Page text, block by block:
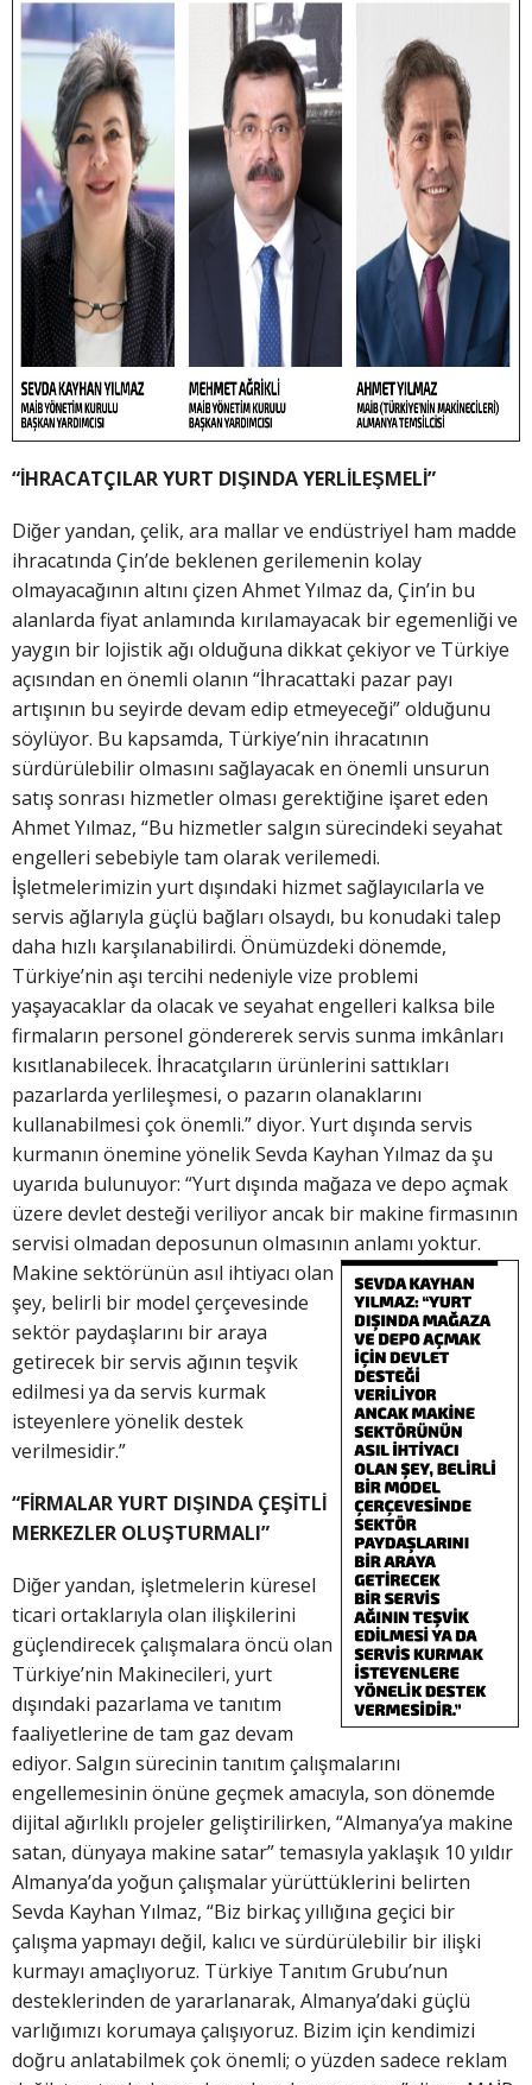
“İHRACATÇILAR YURT DIŞINDA YERLİLEŞMELİ”
Diğer yandan, çelik, ara mallar ve endüstriyel ham madde
ihracatında Çin’de beklenen gerilemenin kolay
olmayacağının altını çizen Ahmet Yılmaz da, Çin’in bu
alanlarda fiyat anlamında kırılamayacak bir egemenliği ve
yaygın bir lojistik ağı olduğuna dikkat çekiyor ve Türkiye
açısından en önemli olanın “İhracattaki pazar payı
artışının bu seyirde devam edip etmeyeceği” olduğunu
söylüyor. Bu kapsamda, Türkiye’nin ihracatının
sürdürülebilir olmasını sağlayacak en önemli unsurun
satış sonrası hizmetler olması gerektiğine işaret eden
Ahmet Yılmaz, “Bu hizmetler salgın sürecindeki seyahat
engelleri sebebiyle tam olarak verilemedi.
İşletmelerimizin yurt dışındaki hizmet sağlayıcılarla ve
servis ağlarıyla güçlü bağları olsaydı, bu konudaki talep
daha hızlı karşılanabilirdi. Önümüzdeki dönemde,
Türkiye’nin aşı tercihi nedeniyle vize problemi
yaşayacaklar da olacak ve seyahat engelleri kalksa bile
firmaların personel göndererek servis sunma imkânları
kısıtlanabilecek. İhracatçıların ürünlerini sattıkları
pazarlarda yerlileşmesi, o pazarın olanaklarını
kullanabilmesi çok önemli.” diyor. Yurt dışında servis
kurmanın önemine yönelik Sevda Kayhan Yılmaz da şu
uyarıda bulunuyor: “Yurt dışında mağaza ve depo açmak
üzere devlet desteği veriliyor ancak bir makine firmasının
servisi olmadan deposunun olmasının anlamı yoktur.
Makine sektörünün asıl ihtiyacı olan
şey, belirli bir model çerçevesinde
sektör paydaşlarını bir araya
getirecek bir servis ağının teşvik
edilmesi ya da servis kurmak
isteyenlere yönelik destek
verilmesidir.”
“FİRMALAR YURT DIŞINDA ÇEŞİTLİ
MERKEZLER OLUŞTURMALI”
Diğer yandan, işletmelerin küresel
ticari ortaklarıyla olan ilişkilerini
güçlendirecek çalışmalara öncü olan
Türkiye’nin Makinecileri, yurt
dışındaki pazarlama ve tanıtım
faaliyetlerine de tam gaz devam
ediyor. Salgın sürecinin tanıtım çalışmalarını
engellemesinin önüne geçmek amacıyla, son dönemde
dijital ağırlıklı projeler geliştirilirken, “Almanya’ya makine
satan, dünyaya makine satar” temasıyla yaklaşık 10 yıldır
Almanya’da yoğun çalışmalar yürüttüklerini belirten
Sevda Kayhan Yılmaz, “Biz birkaç yıllığına geçici bir
çalışma yapmayı değil, kalıcı ve sürdürülebilir bir ilişki
kurmayı amaçlıyoruz. Türkiye Tanıtım Grubu’nun
desteklerinden de yararlanarak, Almanya’daki güçlü
varlığımızı korumaya çalışıyoruz. Bizim için kendimizi
doğru anlatabilmek çok önemli; o yüzden sadece reklam